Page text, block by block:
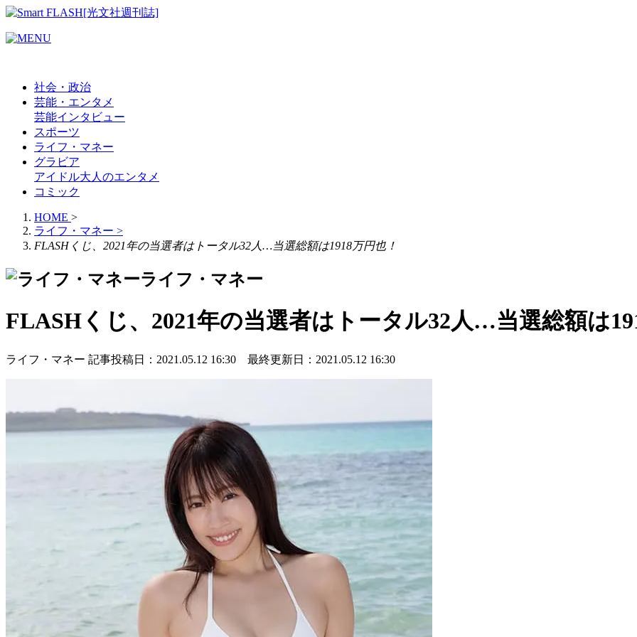
社会・政治
芸能・エンタメ
芸能インタビュー
スポーツ
ライフ・マネー
グラビア
アイドル大人のエンタメ
コミック
HOME >
ライフ・マネー >
FLASHくじ、2021年の当選者はトータル32人…当選総額は1918万円也！
ライフ・マネー
FLASHくじ、2021年の当選者はトータル32人…当選総額は
ライフ・マネー 記事投稿日：2021.05.12 16:30 最終更新日：2021.05.12 16:30